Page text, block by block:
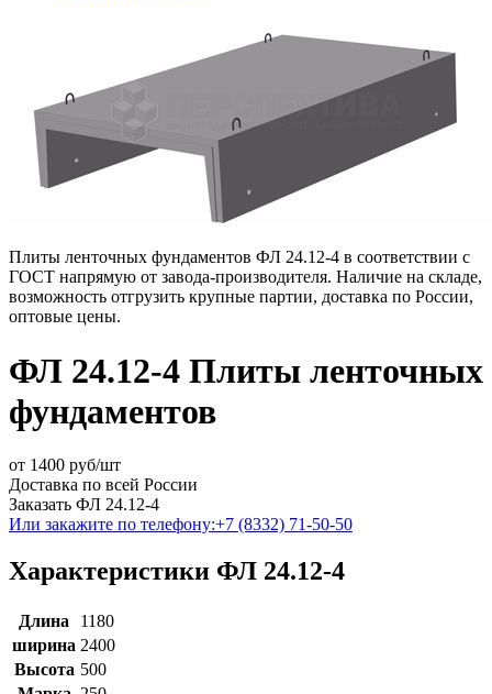
Плиты ленточных фундаментов ФЛ 24.12-4 в соответствии с
ГОСТ напрямую от завода-производителя. Наличие на складе,
возможность отгрузить крупные партии, доставка по России,
оптовые цены.
ФЛ 24.12-4 Плиты ленточных
фундаментов
от 1400 руб/шт
Доставка по всей России
Заказать ФЛ 24.12-4
Или закажите по телефону:+7 (8332) 71-50-50
Характеристики ФЛ 24.12-4
Длина
1180
ширина 2400
Высота 500